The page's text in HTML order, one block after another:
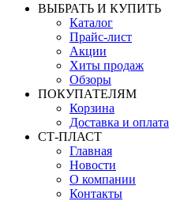
ВЫБРАТЬ И КУПИТЬ
Каталог
Прайс-лист
Акции
Хиты продаж
Обзоры
ПОКУПАТЕЛЯМ
Корзина
Доставка и оплата
СТ-ПЛАСТ
Главная
Новости
О компании
Контакты